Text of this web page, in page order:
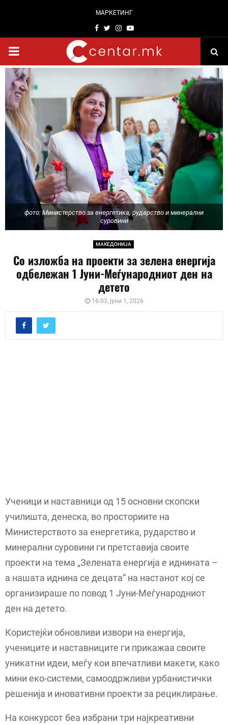
МАРКЕТИНГ
Facebook
TwitterInstagram
Youtube
PRIMARY
MENU
фото: Министерство за енергетика, рударство и минерални
суровини
МАКЕДОНИЈА
Со изложба на проекти за зелена енергија
одбележан 1 Јуни-Меѓународниот ден на
детето
16:03, јуни 1, 2026
Ученици и наставници од 15 основни скопски
училишта, денеска, во просториите на
Министерството за енергетика, рударство и
минерални суровини ги претставија своите
проекти на тема „Зелената енергија е иднината –
а нашата иднина се децата“ на настанот кој се
организираше по повод 1 Јуни-Меѓународниот
ден на детето.
Користејќи обновливи извори на енергија,
учениците и наставниците ги прикажаа своите
уникатни идеи, меѓу кои впечатливи макети, како
мини еко-системи, самоодржливи урбанистички
решенија и иновативни проекти за рециклирање.
На конкурсот беа избрани три најкреативни